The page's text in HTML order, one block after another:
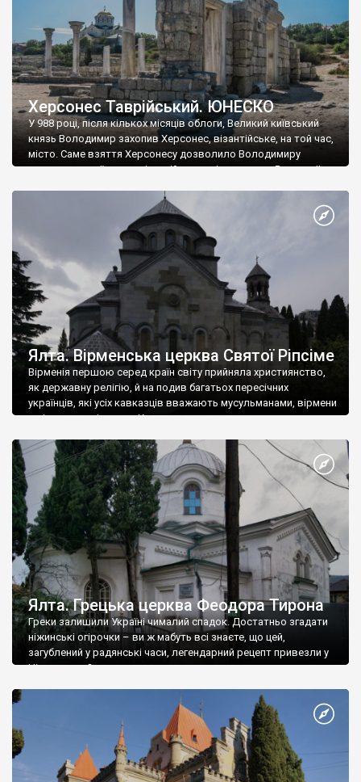
Херсонес Таврійський. ЮНЕСКО
У 988 році, після кількох місяців облоги, Великий київський
князь Володимир захопив Херсонес, візантійське, на той час,
місто. Саме взяття Херсонесу дозволило Володимиру
диктувати свої умови візантійському імператору Василю ІІ, та
Херсонесі Володимир-язичник, став Василем-християнином.
А потім було Хрещення Русі. На честь Херсонесу Таврійського
Ялта. Вірменська церква Святої Ріпсіме
Вірменія першою серед країн світу прийняла християнство,
як державну релігію, й на подив багатьох пересічних
українців, які усіх кавказців вважають мусульманами, вірмени
є відданими вірянами Христа
Ялта. Грецька церква Феодора Тирона
Греки залишили Україні чималий спадок. Достатньо згадати
ніжинські огірочки – ви ж мабуть всі знаєте, що цей,
загублений у радянські часи, легендарний рецепт привезли у
Ніжин греки?